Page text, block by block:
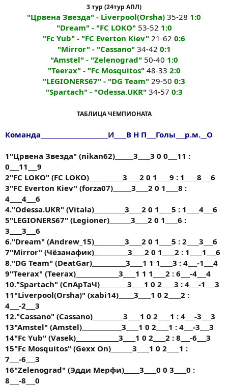
3 тур (24тур АПЛ)
"Црвена Звезда" - Liverpool(Orsha) 35-28 1:0
"Dream" - "FC LOKO" 53-52 1:0
"Fc Yub" - "FC Everton Kiev" 21-62 0:6
"Mirror" - "Cassano" 34-42 0:1
"Amstel" - "Zelenograd" 50-40 1:0
"Teerax" - "Fc Mosquitos" 48-33 2:0
"LEGIONERS67" - "DG Team" 29-50 0:3
"Spartach" - "Odessa.UKR" 34-57 0:3
ТАБЛИЦА ЧЕМПИОНАТА
Команда______________________И____В Н П___Голы___р.м.__О
1"Црвена Звезда" (nikan62)______3____3 0 0___11 :
0___11___9
2"FC LOKO" (FC LOKO)___________3____2 0 1____9 : 1____8___6
3"FC Everton Kiev" (forza07)______3____2 0 1____8 :
4____4___6
4."Odessa.UKR" (Vitala)__________3____2 0 1____5 : 1____4___6
5"LEGIONERS67" (Legioner)_______3____2 0 1____6 :
3____3___6
6."Dream" (Andrew_15)__________3____2 0 1____5 : 2____3___6
7"Mirror" (Чёзанафик)___________3____2 0 1____2 : 1____1___6
8."DG Team" (DeatGar)___________3____1 1 1____3 : 4___-1___4
9"Teerax" (Teerax)______________3____1 1 1____2 : 6___-4___4
10."Spartach" (СпАрТаЧ)_________3____1 0 2____3 : 4___-1___3
11"Liverpool(Orsha)" (xabi14)_____3____1 0 2____2 :
4___-2___3
12."Cassano" (Cassano)__________3____1 0 2____1 : 4___-3___3
13"Amstel" (Amstel)_____________3____1 0 2____1 : 4___-3___3
14"Fc Yub" (Vasek)______________3____1 0 2____2 : 8___-6___3
15"Fc Mosquitos" (Gexx On)_______3____1 0 2____1 :
7___-6___3
16"Zelenograd" (Эдди Мерфи)_____3____0 0 3____0 :
8___-8___0